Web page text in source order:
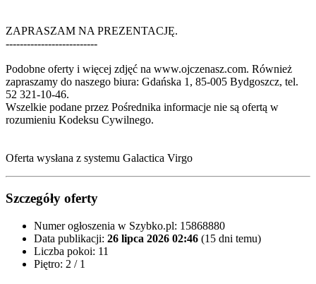
ZAPRASZAM NA PREZENTACJĘ.
--------------------------
Podobne oferty i więcej zdjęć na www.ojczenasz.com. Również
zapraszamy do naszego biura: Gdańska 1, 85-005 Bydgoszcz‎, tel.
52 321-10-46.
Wszelkie podane przez Pośrednika informacje nie są ofertą w
rozumieniu Kodeksu Cywilnego.
Oferta wysłana z systemu Galactica Virgo
Szczegóły oferty
Numer ogłoszenia w Szybko.pl: 15868880
Data publikacji: 26 lipca 2026 02:46 (15 dni temu)
Liczba pokoi: 11
Piętro: 2 / 1